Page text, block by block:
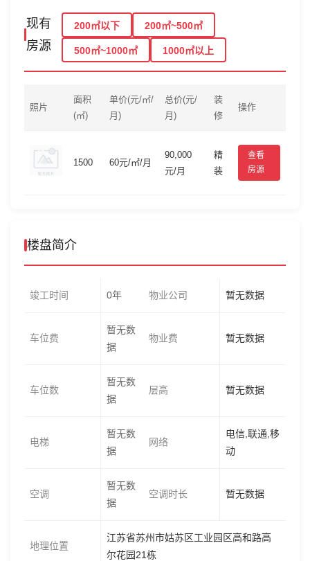
现有
房源
200㎡以下 200㎡~500㎡
500㎡~1000㎡ 1000㎡以上
照片
面积
(㎡)
单价(元/㎡/
月)
总价(元/
月)
装
修
操作
1500 60元/㎡/月
90,000
元/月
精
装
查看
房源
楼盘简介
竣工时间 0年 物业公司 暂无数据
车位费
暂无数
据
物业费 暂无数据
车位数
暂无数
据
层高 暂无数据
电梯
暂无数
据
网络
电信,联通,移
动
空调
暂无数
据
空调时长 暂无数据
地理位置
江苏省苏州市姑苏区工业园区高和路高
尔花园21栋